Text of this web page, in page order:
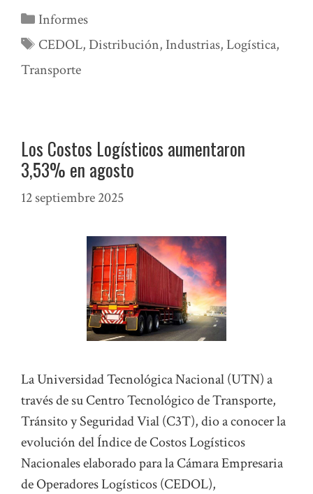
Categorías
Informes
Etiquetas
CEDOL,Distribución, Industrias,Logística,
Transporte
Los Costos Logísticos aumentaron
3,53% en agosto
12 septiembre 2025
La Universidad Tecnológica Nacional (UTN) a
través de su Centro Tecnológico de Transporte,
Tránsito y Seguridad Vial (C3T), dio a conocer la
evolución del Índice de Costos Logísticos
Nacionales elaborado para la Cámara Empresaria
de Operadores Logísticos (CEDOL),